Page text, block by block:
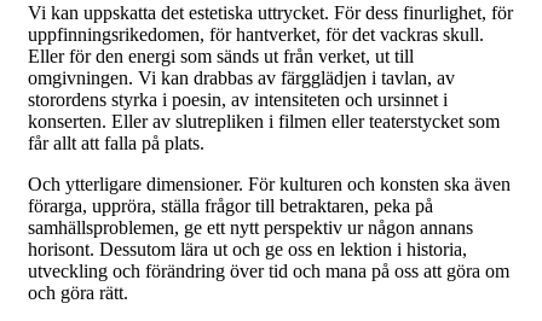
Vi kan uppskatta det estetiska uttrycket. För dess finurlighet, för
uppfinningsrikedomen, för hantverket, för det vackras skull.
Eller för den energi som sänds ut från verket, ut till
omgivningen. Vi kan drabbas av färgglädjen i tavlan, av
storordens styrka i poesin, av intensiteten och ursinnet i
konserten. Eller av slutrepliken i filmen eller teaterstycket som
får allt att falla på plats.
Och ytterligare dimensioner. För kulturen och konsten ska även
förarga, uppröra, ställa frågor till betraktaren, peka på
samhällsproblemen, ge ett nytt perspektiv ur någon annans
horisont. Dessutom lära ut och ge oss en lektion i historia,
utveckling och förändring över tid och mana på oss att göra om
och göra rätt.